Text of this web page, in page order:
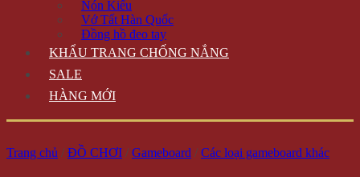
Nón Kiểu
Vớ Tất Hàn Quốc
Đồng hồ đeo tay
KHẨU TRANG CHỐNG NẮNG
SALE
HÀNG MỚI
Trang chủ / ĐỒ CHƠI / Gameboard / Các loại gameboard khác